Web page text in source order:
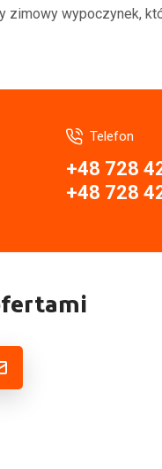
zimowy wypoczynek,
Telefon
+48 728
+48 728